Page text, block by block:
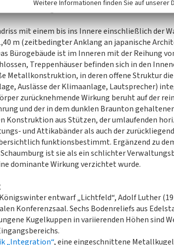
mit einem bis ins Innere einschließlich der
m (zeitbedingter Anklang an japanische
Bürogebäude ist im Inneren mit der Reihung
Treppenhäuser befinden sich in den
Metallkonstruktion, in deren offene Struktur
Auslässe der Klimaanlage, Lautsprecher)
zurücknehmende Wirkung beruht auf der
und der in dem dunklen Braunton
Konstruktion aus Stützen, der umlaufenden
und Attikabänder als auch der
funktionsbestimmt. Ergänzend zu
ist sie als ein schlichter
dominante Wirkung verzichtet wurde.
entwarf „Lichtfeld“, Adolf Luther
Konferenzsaal. Sechs Bodenreliefs aus
Kugelkuppen in variierenden Höhen sind
„Integration“, eine eingeschnittene
Weitere Informationen finden Sie auf unserer